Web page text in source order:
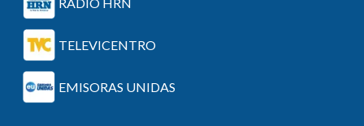
RADIO HRN
TELEVICENTRO
EMISORAS UNIDAS